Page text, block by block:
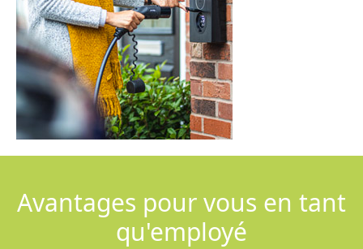
Avantages pour vous en tant
qu'employé